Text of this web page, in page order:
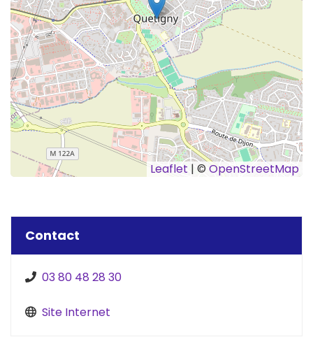
Leaflet | ©OpenStreetMap
Contact
03 80 48 28 30
Site Internet